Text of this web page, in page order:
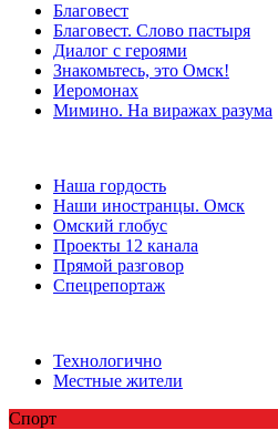
Благовест
Благовест. Слово пастыря
Диалог с героями
Знакомьтесь, это Омск!
Иеромонах
Мимино. На виражах разума
Наша гордость
Наши иностранцы. Омск
Омский глобус
Проекты 12 канала
Прямой разговор
Спецрепортаж
Технологично
Местные жители
Спорт